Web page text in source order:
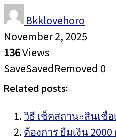
Bkklovehoro
November 2, 2025
136Views
SaveSavedRemoved 0
Related posts:
วิธี เช็คสถานะสินเชื่
ต้องการ ยืมเงิน